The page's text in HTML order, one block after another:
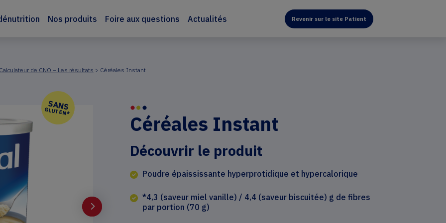
Nos produits Foire aux questions Actualités Revenir sur le site Patient
Calculateur de CNO – Les résultats > Céréales Instant
Céréales Instant
SANS
GLUTEN*
Découvrir le produit
Poudre épaississante hyperprotidique et hypercalorique
*4,3 (saveur miel vanille) / 4,4 (saveur biscuitée) g de fibres
par portion (70 g)